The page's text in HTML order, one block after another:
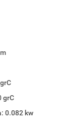
grC
0.082 kw